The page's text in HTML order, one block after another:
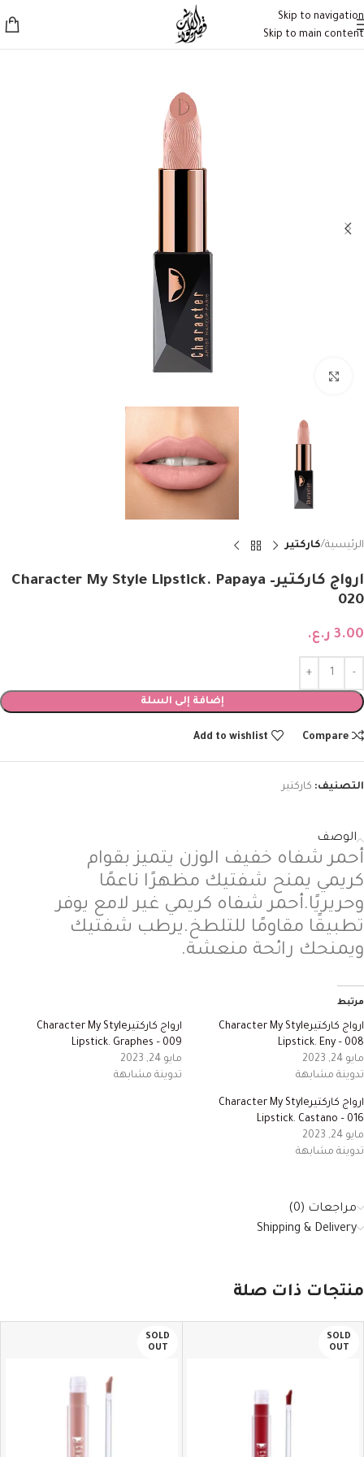
Skip to navigation
Skip to main content
الرئيسية كاركتير
ارواج كاركتيرCharacter My Style Lipstick. Papaya –
020
3.00 ر.ع.
إضافة إلى السلة
Compare
Add to wishlist
التصنيف: كاركتير
الوصف
أحمر شفاه خفيف الوزن يتميز بقوام
كريمي يمنح شفتيك مظهرًا ناعمًا
وحريريًا.أحمر شفاه كريمي غير لامع يوفر
تطبيقًا مقاومًا للتلطخ.يرطب شفتيك
ويمنحك رائحة منعشة.
مرتبط
ارواج كاركتيرCharacter My Style
Lipstick. Eny – 008
مايو 24, 2023
تدوينة مشابهة
ارواج كاركتيرCharacter My Style
Lipstick. Graphes – 009
مايو 24, 2023
تدوينة مشابهة
ارواج كاركتيرCharacter My Style
Lipstick. Castano – 016
مايو 24, 2023
تدوينة مشابهة
مراجعات (0)
Shipping & Delivery
منتجات ذات صلة
SOLD
OUT
SOLD
OUT